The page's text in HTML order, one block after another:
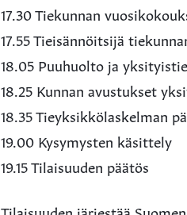
17.30 Tiekunnan
17.55 Tieisännöitsijä
18.05 Puuhuolto ja
18.25 Kunnan avustukset
18.35 Tieyksikkölaskelman
19.00 Kysymysten käsittely
19.15 Tilaisuuden päätös